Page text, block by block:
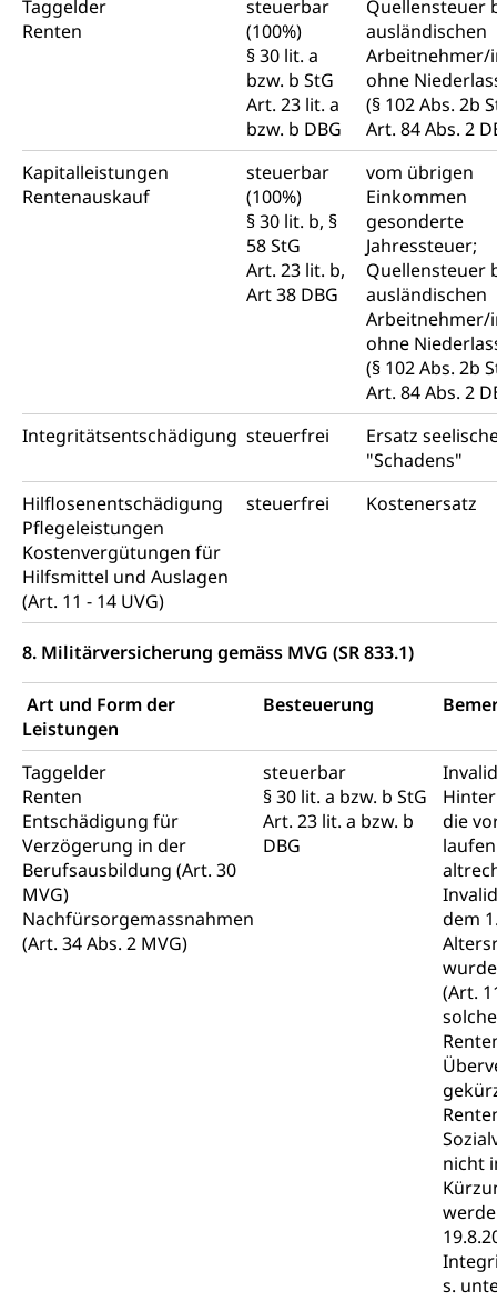
Taggelder
Renten
steuerbar
(100%)
§ 30 lit. a
bzw. b StG
Art. 23 lit. a
bzw. b DBG
Quellensteuer
ausländischen
Arbeitnehmer/
ohne
(§ 102 Abs. 2b
Art. 84 Abs. 2
Kapitalleistungen
Rentenauskauf
steuerbar
(100%)
§ 30 lit. b, §
58 StG
Art. 23 lit. b,
Art 38 DBG
vom übrigen
Einkommen
gesonderte
Jahressteuer;
Quellensteuer
ausländischen
Arbeitnehmer/
ohne
(§ 102 Abs. 2b
Art. 84 Abs. 2
Integritätsentschädigung steuerfrei
Ersatz
"Schadens"
Hilflosenentschädigung
Pflegeleistungen
Kostenvergütungen für
Hilfsmittel und Auslagen
(Art. 11 - 14 UVG)
steuerfrei Kostenersatz
8. Militärversicherung gemäss MVG (SR 833.1)
Art und Form der
Leistungen
Besteuerung
Taggelder
Renten
Entschädigung für
Verzögerung in der
Berufsausbildung (Art. 30
MVG)
Nachfürsorgemassnahmen
(Art. 34 Abs. 2 MVG)
steuerbar
§ 30 lit. a bzw. b StG
Art. 23 lit. a bzw. b
DBG
die
dem
(Art.
nicht
s.